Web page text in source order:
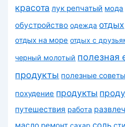
красота лук репчатый мода
обустройство одежда отдых
отдых на море отдых с
черный молотый полезная
продукты полезные советы
похудение продукты
путешествия работа